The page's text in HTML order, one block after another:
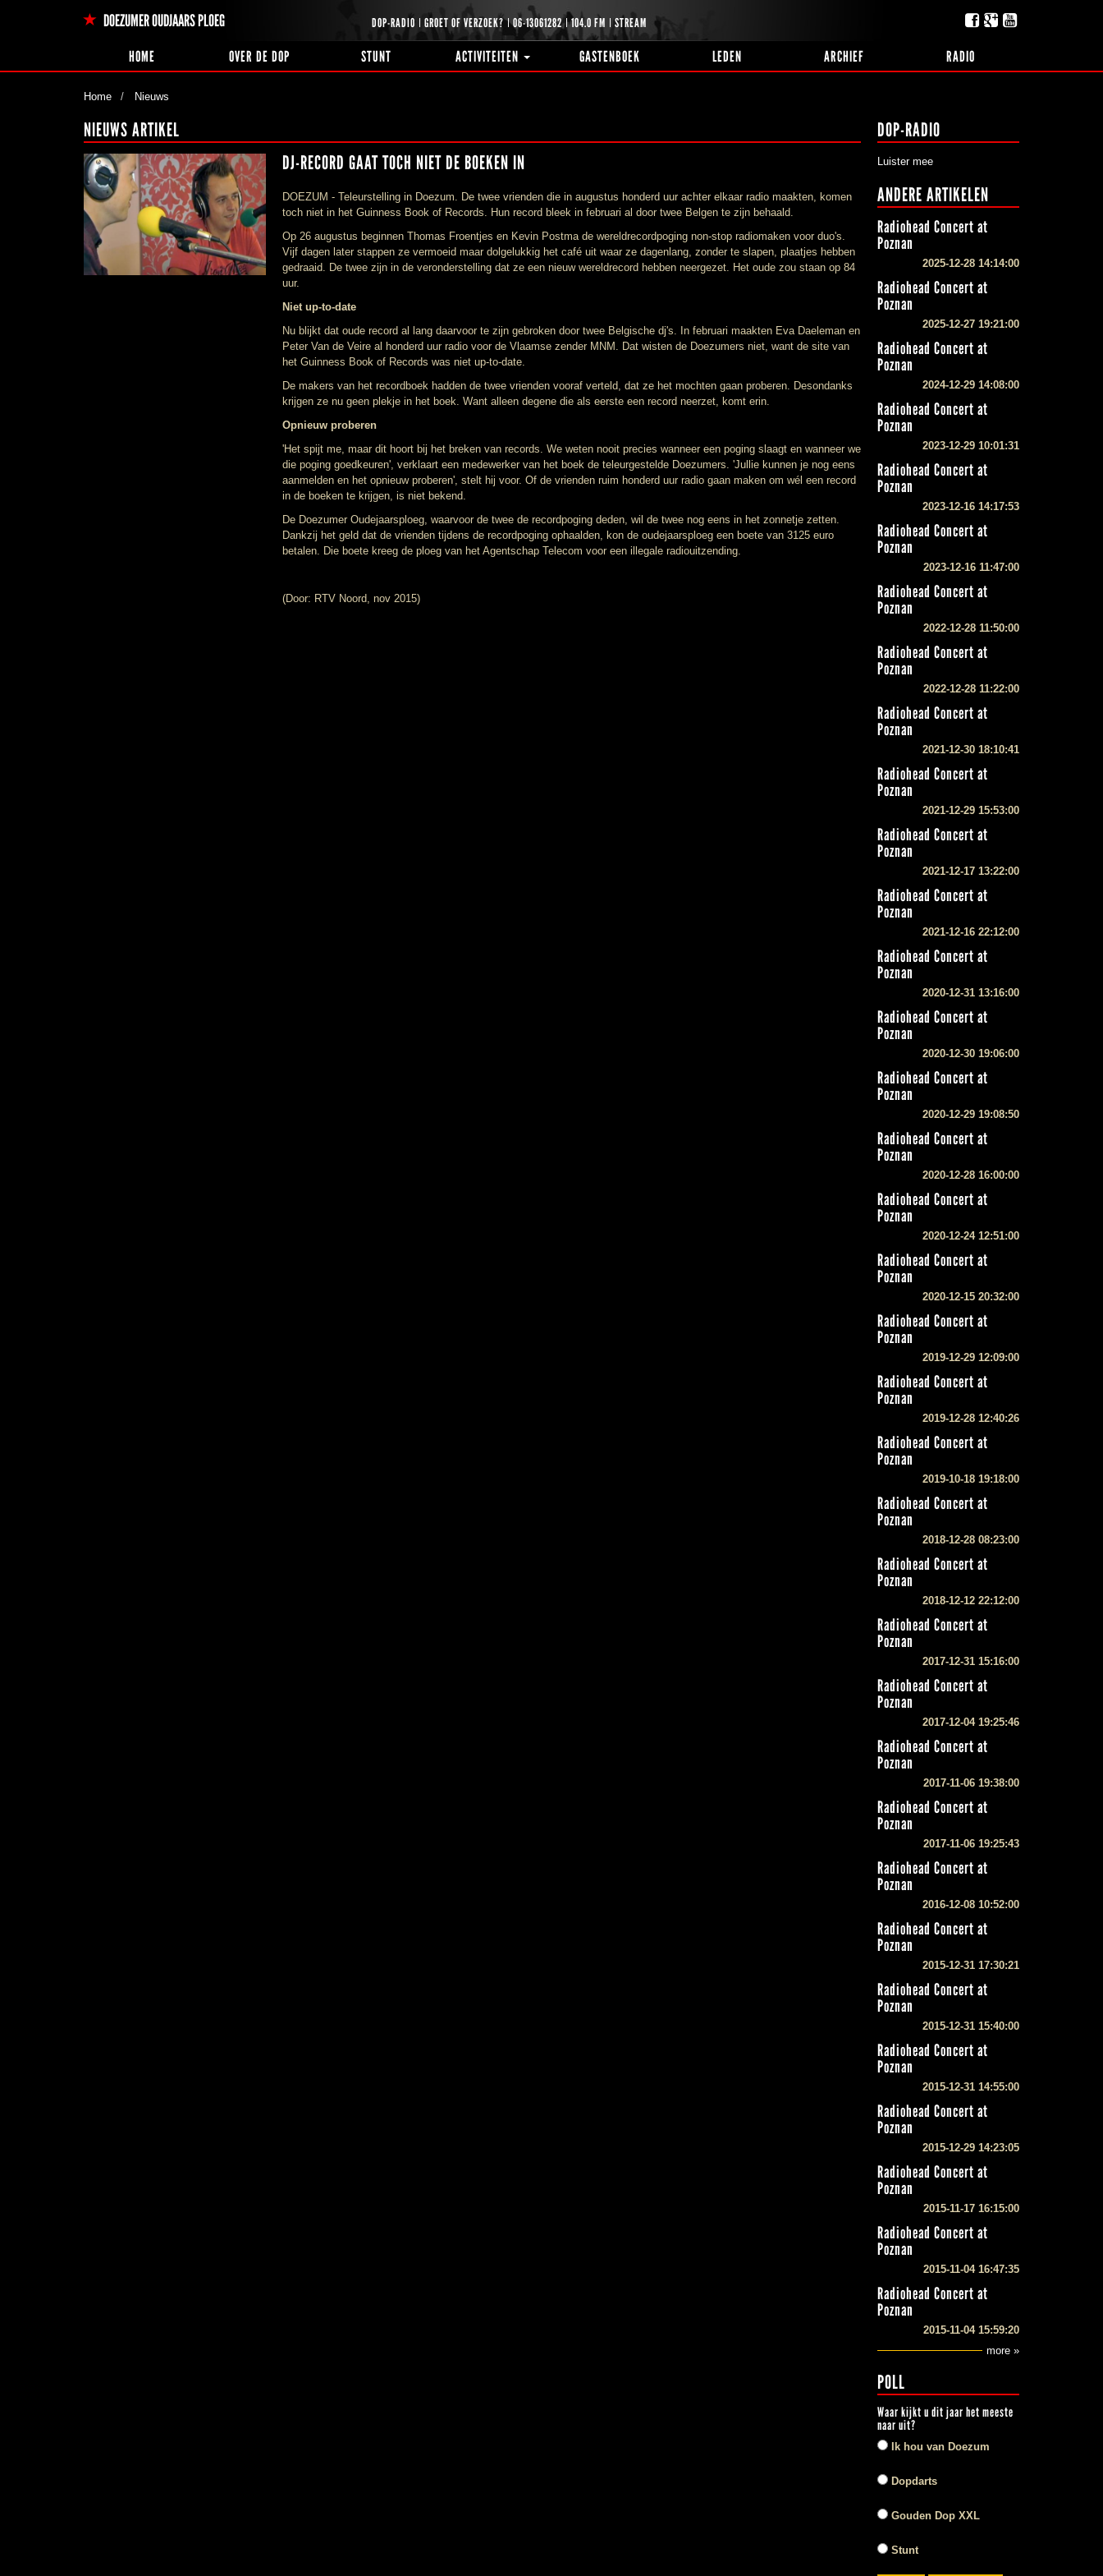
DOEZUMER OUDJAARS PLOEG DOP-RADIO GROET OF VERZOEK? 06-13061282 104.0 FM STREAM
HOME OVER DE DOP STUNT ACTIVITEITEN GASTENBOEK LEDEN ARCHIEF RADIO
Home Nieuws
NIEUWS ARTIKEL
DJ-RECORD GAAT TOCH NIET DE BOEKEN IN
DOEZUM - Teleurstelling in Doezum. De twee vrienden die in augustus honderd uur achter elkaar radio maakten, komen
toch niet in het Guinness Book of Records. Hun record bleek in februari al door twee Belgen te zijn behaald.
Op 26 augustus beginnen Thomas Froentjes en Kevin Postma de wereldrecordpoging non-stop radiomaken voor duo's.
Vijf dagen later stappen ze vermoeid maar dolgelukkig het café uit waar ze dagenlang, zonder te slapen, plaatjes hebben
gedraaid. De twee zijn in de veronderstelling dat ze een nieuw wereldrecord hebben neergezet. Het oude zou staan op 84
uur.
Niet up-to-date
Nu blijkt dat oude record al lang daarvoor te zijn gebroken door twee Belgische dj's. In februari maakten Eva Daeleman en
Peter Van de Veire al honderd uur radio voor de Vlaamse zender MNM. Dat wisten de Doezumers niet, want de site van
het Guinness Book of Records was niet up-to-date.
De makers van het recordboek hadden de twee vrienden vooraf verteld, dat ze het mochten gaan proberen. Desondanks
krijgen ze nu geen plekje in het boek. Want alleen degene die als eerste een record neerzet, komt erin.
Opnieuw proberen
'Het spijt me, maar dit hoort bij het breken van records. We weten nooit precies wanneer een poging slaagt en wanneer we
die poging goedkeuren', verklaart een medewerker van het boek de teleurgestelde Doezumers. 'Jullie kunnen je nog eens
aanmelden en het opnieuw proberen', stelt hij voor. Of de vrienden ruim honderd uur radio gaan maken om wél een record
in de boeken te krijgen, is niet bekend.
De Doezumer Oudejaarsploeg, waarvoor de twee de recordpoging deden, wil de twee nog eens in het zonnetje zetten.
Dankzij het geld dat de vrienden tijdens de recordpoging ophaalden, kon de oudejaarsploeg een boete van 3125 euro
betalen. Die boete kreeg de ploeg van het Agentschap Telecom voor een illegale radiouitzending.
(Door: RTV Noord, nov 2015)
DOP-RADIO
Luister mee
ANDERE ARTIKELEN
Radiohead Concert at
Poznan
2025-12-28 14:14:00
Radiohead Concert at
Poznan
2025-12-27 19:21:00
Radiohead Concert at
Poznan
2024-12-29 14:08:00
Radiohead Concert at
Poznan
2023-12-29 10:01:31
Radiohead Concert at
Poznan
2023-12-16 14:17:53
Radiohead Concert at
Poznan
2023-12-16 11:47:00
Radiohead Concert at
Poznan
2022-12-28 11:50:00
Radiohead Concert at
Poznan
2022-12-28 11:22:00
Radiohead Concert at
Poznan
2021-12-30 18:10:41
Radiohead Concert at
Poznan
2021-12-29 15:53:00
Radiohead Concert at
Poznan
2021-12-17 13:22:00
Radiohead Concert at
Poznan
2021-12-16 22:12:00
Radiohead Concert at
Poznan
2020-12-31 13:16:00
Radiohead Concert at
Poznan
2020-12-30 19:06:00
Radiohead Concert at
Poznan
2020-12-29 19:08:50
Radiohead Concert at
Poznan
2020-12-28 16:00:00
Radiohead Concert at
Poznan
2020-12-24 12:51:00
Radiohead Concert at
Poznan
2020-12-15 20:32:00
Radiohead Concert at
Poznan
2019-12-29 12:09:00
Radiohead Concert at
Poznan
2019-12-28 12:40:26
Radiohead Concert at
Poznan
2019-10-18 19:18:00
Radiohead Concert at
Poznan
2018-12-28 08:23:00
Radiohead Concert at
Poznan
2018-12-12 22:12:00
Radiohead Concert at
Poznan
2017-12-31 15:16:00
Radiohead Concert at
Poznan
2017-12-04 19:25:46
Radiohead Concert at
Poznan
2017-11-06 19:38:00
Radiohead Concert at
Poznan
2017-11-06 19:25:43
Radiohead Concert at
Poznan
2016-12-08 10:52:00
Radiohead Concert at
Poznan
2015-12-31 17:30:21
Radiohead Concert at
Poznan
2015-12-31 15:40:00
Radiohead Concert at
Poznan
2015-12-31 14:55:00
Radiohead Concert at
Poznan
2015-12-29 14:23:05
Radiohead Concert at
Poznan
2015-11-17 16:15:00
Radiohead Concert at
Poznan
2015-11-04 16:47:35
Radiohead Concert at
Poznan
2015-11-04 15:59:20
more »
POLL
Waar kijkt u dit jaar het meeste
naar uit?
Ik hou van Doezum
Dopdarts
Gouden Dop XXL
Stunt